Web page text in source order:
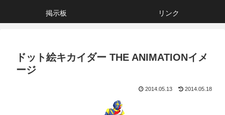
掲示板 リンク
ドット絵キカイダー THE ANIMATIONイメ
ージ
2014.05.13 2014.05.18